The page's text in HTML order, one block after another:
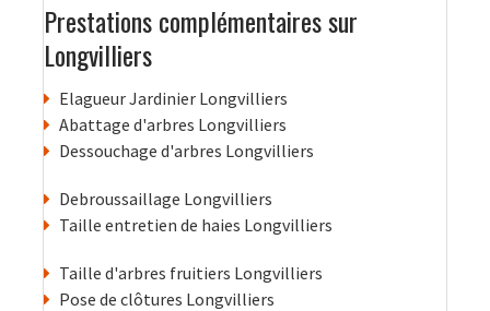
Prestations complémentaires sur
Longvilliers
Elagueur Jardinier Longvilliers
Abattage d'arbres Longvilliers
Dessouchage d'arbres Longvilliers
Debroussaillage Longvilliers
Taille entretien de haies Longvilliers
Taille d'arbres fruitiers Longvilliers
Pose de clôtures Longvilliers